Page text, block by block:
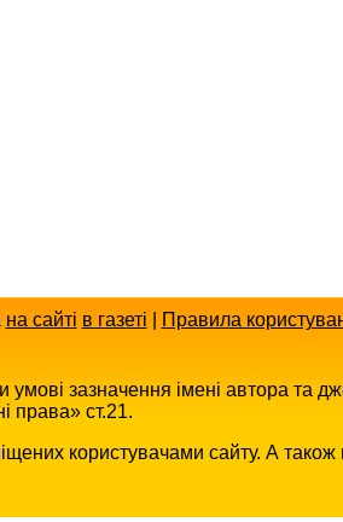
на сайті в газеті Правила
зазначення імені автора та
права» ст.21.
користувачами сайту. А